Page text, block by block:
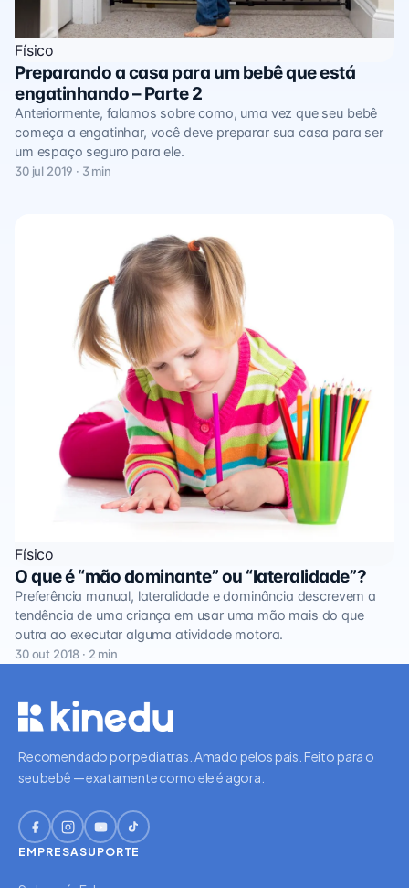
Físico
Preparando a casa para um bebê que está
engatinhando – Parte 2
Anteriormente, falamos sobre como, uma vez que seu bebê
começa a engatinhar, você deve preparar sua casa para ser
um espaço seguro para ele.
30 jul 2019 · 3 min
Físico
O que é “mão dominante” ou “lateralidade”?
Preferência manual, lateralidade e dominância descrevem a
tendência de uma criança em usar uma mão mais do que
outra ao executar alguma atividade motora.
30 out 2018 · 2 min
Recomendado por pediatras. Amado pelos pais. Feito para o
seu bebê — exatamente como ele é agora.
EMPRESASUPORTE